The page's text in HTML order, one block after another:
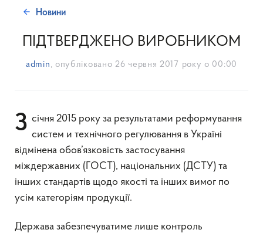
Новини
ПІДТВЕРДЖЕНО ВИРОБНИКОМ
admin , опубліковано 26 червня 2017 року о 00:00
З січня 2015 року за результатами реформування систем и технічного регулювання в Україні
відмінена обов’язковість застосування
міждержавних (ГОСТ), національних (ДСТУ) та
інших стандартів щодо якості та інших вимог по
усім категоріям продукції.
Держава забезпечуватиме лише контроль